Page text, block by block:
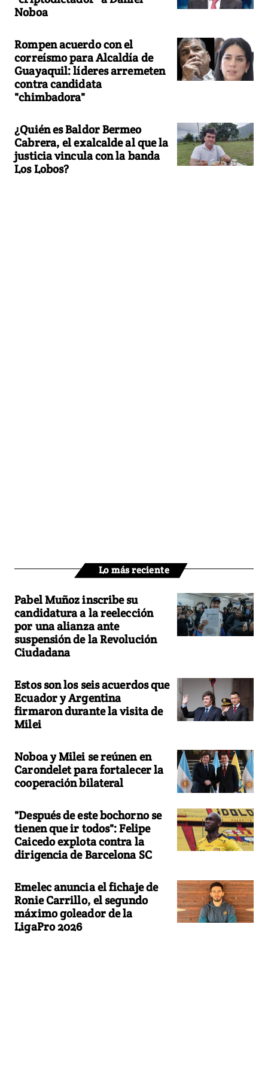
Noboa
Rompen acuerdo con el
correísmo para Alcaldía de
Guayaquil: líderes arremeten
contra candidata
"chimbadora"
¿Quién es Baldor Bermeo
Cabrera, el exalcalde al que la
justicia vincula con la banda
Los Lobos?
Lo más reciente
Pabel Muñoz inscribe su
candidatura a la reelección
por una alianza ante
suspensión de la Revolución
Ciudadana
Estos son los seis acuerdos que
Ecuador y Argentina
firmaron durante la visita de
Milei
Noboa y Milei se reúnen en
Carondelet para fortalecer la
cooperación bilateral
"Después de este bochorno se
tienen que ir todos": Felipe
Caicedo explota contra la
dirigencia de Barcelona SC
Emelec anuncia el fichaje de
Ronie Carrillo, el segundo
máximo goleador de la
LigaPro 2026